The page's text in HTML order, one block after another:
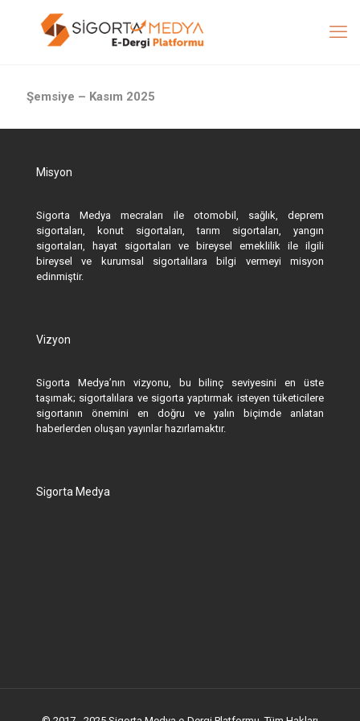
Şemsiye – Kasım 2025
Misyon
Sigorta Medya mecraları ile otomobil, sağlık, deprem
sigortaları, konut sigortaları, tarım sigortaları, yangın
sigortaları, hayat sigortaları ve bireysel emeklilik ile ilgili
bireysel ve kurumsal sigortalılara bilgi vermeyi misyon
edinmiştir.
Vizyon
Sigorta Medya’nın vizyonu, bu bilinç seviyesini en üste
taşımak; sigortalılara ve sigorta yaptırmak isteyen tüketicilere
sigortanın önemini en doğru ve yalın biçimde anlatan
haberlerden oluşan yayınlar hazırlamaktır.
Sigorta Medya